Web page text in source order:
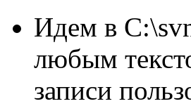
Идем в
любым
записи